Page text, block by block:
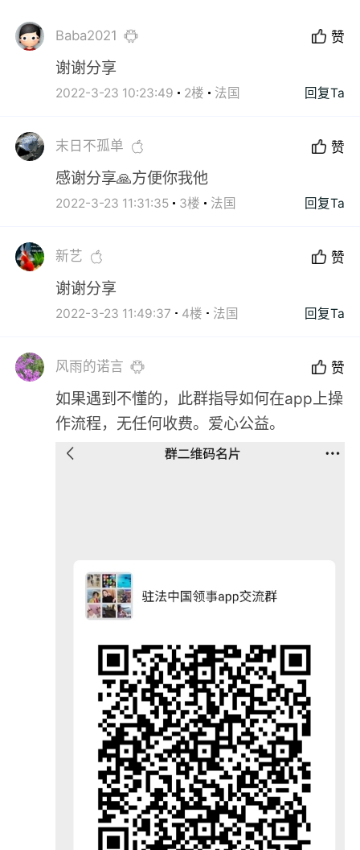
Baba2021 赞
谢谢分享
2022-3-23 10:23:49 2楼 法国 回复Ta
末日不孤单 赞
感谢分享🙏方便你我他
2022-3-23 11:31:35 3楼 法国 回复Ta
新艺 赞
谢谢分享
2022-3-23 11:49:37 4楼 法国 回复Ta
风雨的诺言 赞
如果遇到不懂的，此群指导如何在app上操
作流程，无任何收费。爱心公益。